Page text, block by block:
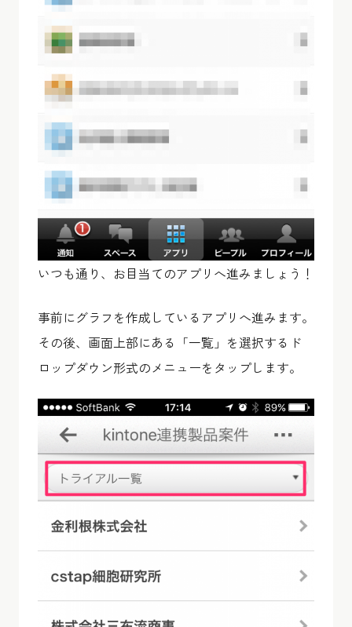
いつも通り、お目当てのアプリへ進みましょう！
事前にグラフを作成しているアプリへ進みます。
その後、画面上部にある「一覧」を選択するド
ロップダウン形式のメニューをタップします。